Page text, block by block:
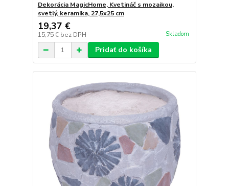
Dekorácia MagicHome, Kvetináč s mozaikou,
svetlý, keramika, 27,5x25 cm
19,37 €
15,75 € bez DPH Skladom
Pridať do košíka